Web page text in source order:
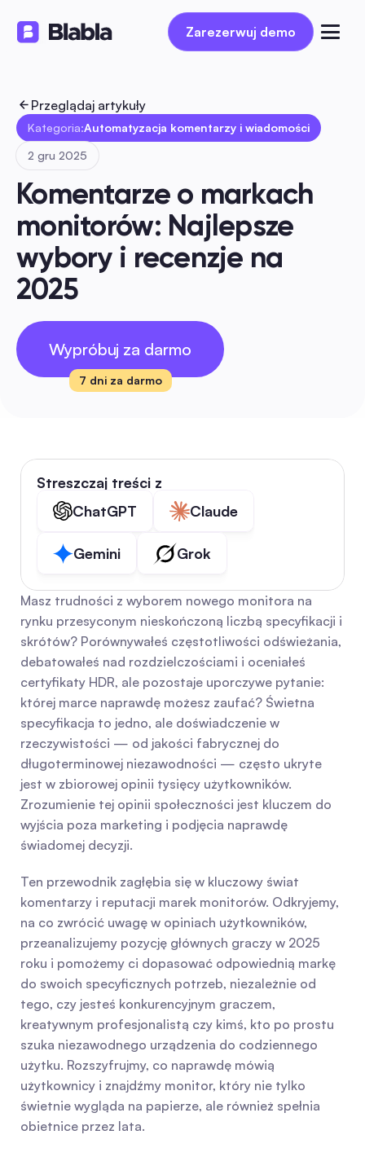
Zarezerwuj demo
Zarezerwuj demo
Przeglądaj artykuły
Kategoria:Automatyzacja komentarzy i wiadomości
2 gru 2025
Komentarze o markach
monitorów: Najlepsze
wybory i recenzje na
2025
Wypróbuj za darmo
7 dni za darmo
Streszczaj treści z
ChatGPT
Claude
Gemini Grok
Masz trudności z wyborem nowego monitora na
rynku przesyconym nieskończoną liczbą specyfikacji i
skrótów? Porównywałeś częstotliwości odświeżania,
debatowałeś nad rozdzielczościami i oceniałeś
certyfikaty HDR, ale pozostaje uporczywe pytanie:
której marce naprawdę możesz zaufać? Świetna
specyfikacja to jedno, ale doświadczenie w
rzeczywistości — od jakości fabrycznej do
długoterminowej niezawodności — często ukryte
jest w zbiorowej opinii tysięcy użytkowników.
Zrozumienie tej opinii społeczności jest kluczem do
wyjścia poza marketing i podjęcia naprawdę
świadomej decyzji.
Ten przewodnik zagłębia się w kluczowy świat
komentarzy i reputacji marek monitorów. Odkryjemy,
na co zwrócić uwagę w opiniach użytkowników,
przeanalizujemy pozycję głównych graczy w 2025
roku i pomożemy ci dopasować odpowiednią markę
do swoich specyficznych potrzeb, niezależnie od
tego, czy jesteś konkurencyjnym graczem,
kreatywnym profesjonalistą czy kimś, kto po prostu
szuka niezawodnego urządzenia do codziennego
użytku. Rozszyfrujmy, co naprawdę mówią
użytkownicy i znajdźmy monitor, który nie tylko
świetnie wygląda na papierze, ale również spełnia
obietnice przez lata.